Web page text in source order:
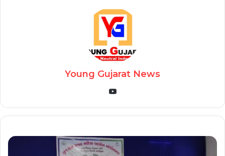
Young Gujarat News
YouTube